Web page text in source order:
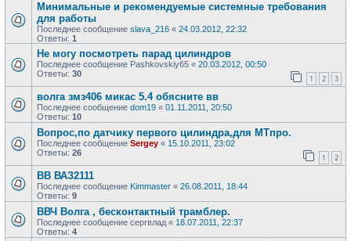
Минимальные и рекомендуемые системные требования
для работы
Последнее сообщение slava_216 « 24.03.2012, 22:32
Ответы: 1
Не могу посмотреть парад цилиндров
Последнее сообщение Pashkovskiy65 « 20.03.2012, 00:50
Ответы: 30 1 2 3
волга змз406 микас 5.4 обясните вв
Последнее сообщение dom19 « 01.11.2011, 20:50
Ответы: 10
Вопрос,по датчику первого цилиндра,для МТпро.
Последнее сообщение Sergey « 15.10.2011, 23:02
Ответы: 26 1 2
ВВ ВАЗ2111
Последнее сообщение Kimmaster « 26.08.2011, 18:44
Ответы: 9
ВВЧ Волга , бесконтактный трамблер.
Последнее сообщение сергвлад « 18.07.2011, 22:37
Ответы: 4